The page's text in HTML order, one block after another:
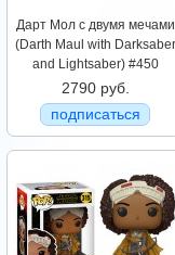
Дарт Мол с двумя мечами
(Darth Maul with Darksaber
and Lightsaber) #450
2790 руб.
подписаться